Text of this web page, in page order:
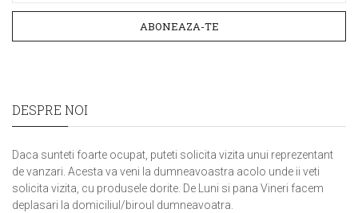
ABONEAZA-TE
DESPRE NOI
Daca sunteti foarte ocupat, puteti solicita vizita unui reprezentant
de vanzari. Acesta va veni la dumneavoastra acolo unde ii veti
solicita vizita, cu produsele dorite. De Luni si pana Vineri facem
deplasari la domiciliul/biroul dumneavoatra.